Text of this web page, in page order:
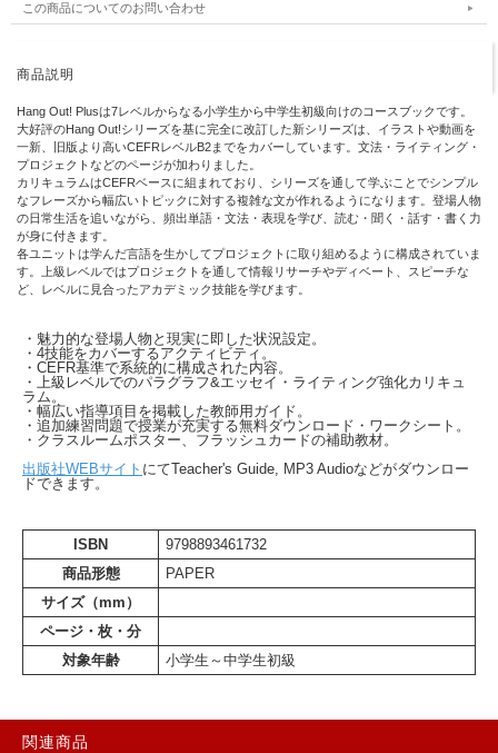
この商品についてのお問い合わせ
商品説明
Hang Out! Plusは7レベルからなる小学生から中学生初級向けのコースブックです。
大好評のHang Out!シリーズを基に完全に改訂した新シリーズは、イラストや動画を
一新、旧版より高いCEFRレベルB2までをカバーしています。文法・ライティング・
プロジェクトなどのページが加わりました。
カリキュラムはCEFRベースに組まれており、シリーズを通して学ぶことでシンプル
なフレーズから幅広いトピックに対する複雑な文が作れるようになります。登場人物
の日常生活を追いながら、頻出単語・文法・表現を学び、読む・聞く・話す・書く力
が身に付きます。
各ユニットは学んだ言語を生かしてプロジェクトに取り組めるように構成されていま
す。上級レベルではプロジェクトを通して情報リサーチやディベート、スピーチな
ど、レベルに見合ったアカデミック技能を学びます。
・魅力的な登場人物と現実に即した状況設定。
・4技能をカバーするアクティビティ。
・CEFR基準で系統的に構成された内容。
・上級レベルでのパラグラフ&エッセイ・ライティング強化カリキュ
ラム。
・幅広い指導項目を掲載した教師用ガイド。
・追加練習問題で授業が充実する無料ダウンロード・ワークシート。
・クラスルームポスター、フラッシュカードの補助教材。
出版社WEBサイト にてTeacher's Guide, MP3 Audioなどがダウンロー
ドできます。
ISBN
9798893461732
商品形態
PAPER
サイズ（mm）
ページ・枚・分
対象年齢
小学生～中学生初級
関連商品